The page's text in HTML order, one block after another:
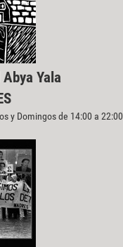
Yala
y Domingos de 14:00 a 22:00